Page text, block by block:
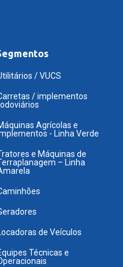
/ VUCS
/ implementos
Agrícolas e
- Linha Verde
e Máquinas de
– Linha
de Veículos
Técnicas e